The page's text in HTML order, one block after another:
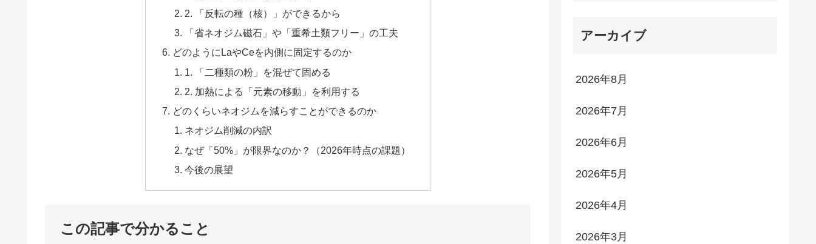
2. 「反転の種（核）」ができるから
「省ネオジム磁石」や「重希土類フリー」の工夫
どのようにLaやCeを内側に固定するのか
1. 「二種類の粉」を混ぜて固める
2. 加熱による「元素の移動」を利用する
どのくらいネオジムを減らすことができるのか
ネオジム削減の内訳
なぜ「50%」が限界なのか？（2026年時点の課題）
今後の展望
この記事で分かること
アーカイブ
2026年8月
2026年7月
2026年6月
2026年5月
2026年4月
2026年3月